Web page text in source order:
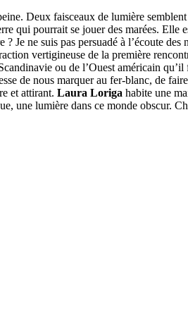
Deux faisceaux de lumière
qui pourrait se jouer des marées. Elle
Je ne suis pas persuadé à l’écoute des
vertigineuse de la première
ou de l’Ouest américain
de nous marquer au fer-blanc, de
et attirant. Laura Loriga habite une
une lumière dans ce monde obscur.